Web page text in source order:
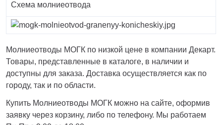
Схема молниеотвода
Молниеотводы МОГК по низкой цене в компании Декарт.
Товары, представленные в каталоге, в наличии и
доступны для заказа. Доставка осуществляется как по
городу, так и по области.
Купить Молниеотводы МОГК можно на сайте, оформив
заявку через корзину, либо по телефону. Мы работаем